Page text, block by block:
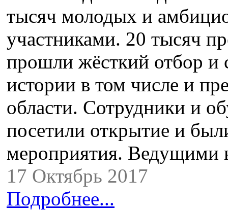
тысяч молодых и
участниками. 20 тысяч
прошли жёсткий отбор и
истории в том числе и
области. Сотрудники и
посетили открытие и
мероприятия. Ведущими
17 Октябрь 2017
Подробнее...